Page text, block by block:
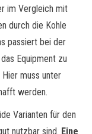
im Vergleich mit
durch die Kohle
passiert bei der
Equipment zu
Hier muss unter
werden.
Varianten für den
nutzbar sind. Eine